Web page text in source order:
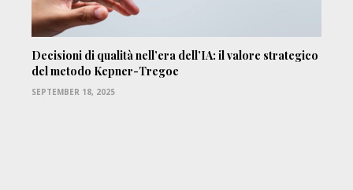
Decisioni di qualità nell’era dell’IA: il valore strategico
del metodo Kepner-Tregoe
SEPTEMBER 18, 2025